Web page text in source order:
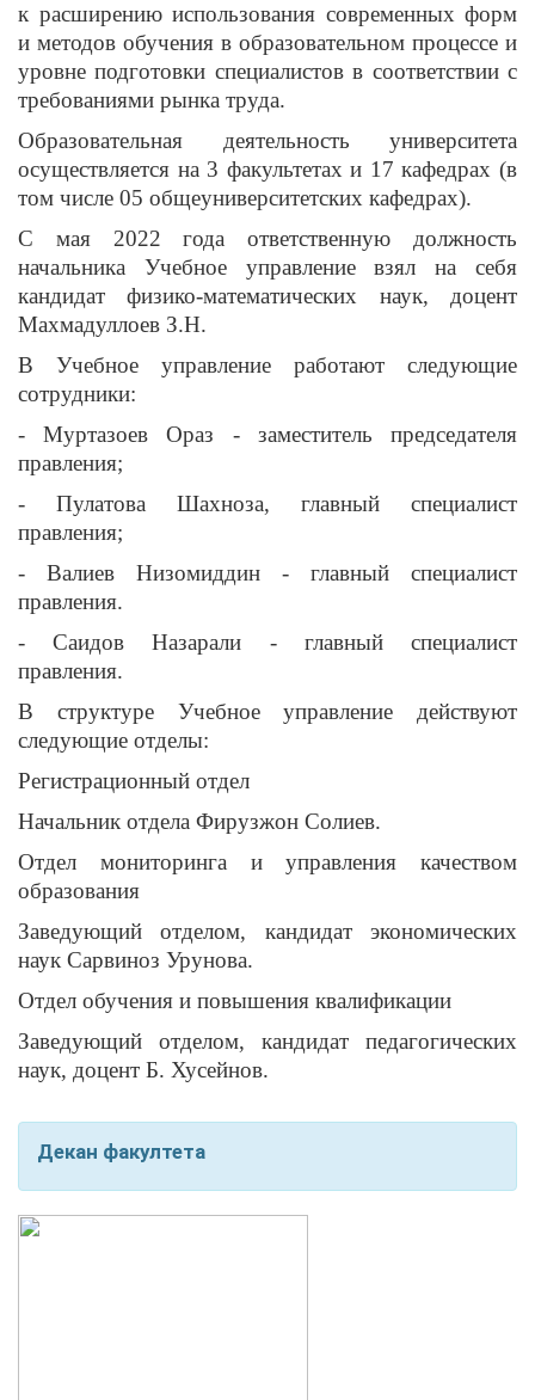
к расширению использования современных форм
и методов обучения в образовательном процессе и
уровне подготовки специалистов в соответствии с
требованиями рынка труда.
Образовательная деятельность университета
осуществляется на 3 факультетах и ​​17 кафедрах (в
том числе 05 общеуниверситетских кафедрах).
С мая 2022 года ответственную должность
начальника Учебное управление взял на себя
кандидат физико-математических наук, доцент
Махмадуллоев З.Н.
В Учебное управление работают следующие
сотрудники:
- Муртазоев Ораз - заместитель председателя
правления;
- Пулатова Шахноза, главный специалист
правления;
- Валиев Низомиддин - главный специалист
правления.
- Саидов Назарали - главный специалист
правления.
В структуре Учебное управление действуют
следующие отделы:
Регистрационный отдел
Начальник отдела Фирузжон Солиев.
Отдел мониторинга и управления качеством
образования
Заведующий отделом, кандидат экономических
наук Сарвиноз Урунова.
Отдел обучения и повышения квалификации
Заведующий отделом, кандидат педагогических
наук, доцент Б. Хусейнов.
Декан факултета